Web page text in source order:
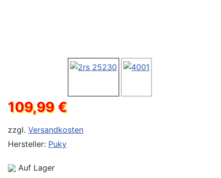
109,99 €
zzgl. Versandkosten
Hersteller: Puky
Auf Lager